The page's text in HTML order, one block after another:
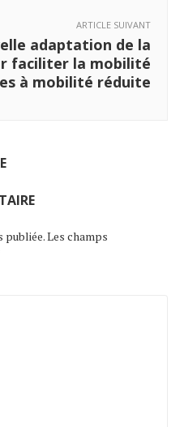
ARTICLE SUIVANT
adaptation de la
faciliter la mobilité
à mobilité réduite
publiée.Les champs